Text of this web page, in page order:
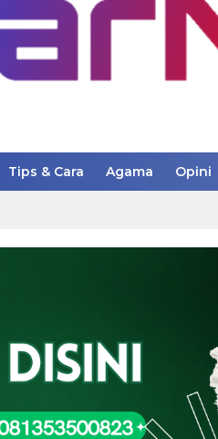
Tips & Cara Agama Opini